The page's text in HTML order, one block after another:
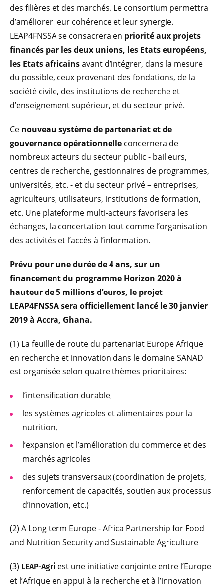
des filières et des marchés. Le consortium permettra
d’améliorer leur cohérence et leur synergie.
LEAP4FNSSA se consacrera en priorité aux projets
financés par les deux unions, les Etats européens,
les Etats africainsavant d’intégrer, dans la mesure
du possible, ceux provenant des fondations, de la
société civile, des institutions de recherche et
d’enseignement supérieur, et du secteur privé.
Ce nouveau système de partenariat et de
gouvernance opérationnelle concernera de
nombreux acteurs du secteur public - bailleurs,
centres de recherche, gestionnaires de programmes,
universités, etc. - et du secteur privé – entreprises,
agriculteurs, utilisateurs, institutions de formation,
etc. Une plateforme multi-acteurs favorisera les
échanges, la concertation tout comme l’organisation
des activités et l’accès à l’information.
Prévu pour une durée de 4 ans, sur un
financement du programme Horizon 2020 à
hauteur de 5 millions d’euros, le projet
LEAP4FNSSA sera officiellement lancé le 30 janvier
2019 à Accra, Ghana.
(1) La feuille de route du partenariat Europe Afrique
en recherche et innovation dans le domaine SANAD
est organisée selon quatre thèmes prioritaires:
l’intensification durable,
les systèmes agricoles et alimentaires pour la
nutrition,
l’expansion et l’amélioration du commerce et des
marchés agricoles
des sujets transversaux (coordination de projets,
renforcement de capacités, soutien aux processus
d’innovation, etc.)
(2) A Long term Europe - Africa Partnership for Food
and Nutrition Security and Sustainable Agriculture
(3) LEAP-Agri est une initiative conjointe entre l’Europe
et l’Afrique en appui à la recherche et à l’innovation